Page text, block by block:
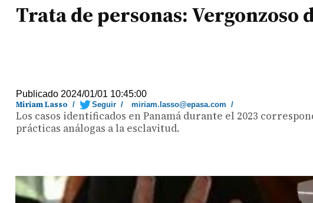
Trata de personas: Vergonzoso
Publicado 2024/01/01 10:45:00
Miriam Lasso / Seguir / miriam.lasso@epasa.com /
Los casos identificados en Panamá durante el 2023
prácticas análogas a la esclavitud.